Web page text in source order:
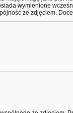
wymienione
ze zdjęciem.